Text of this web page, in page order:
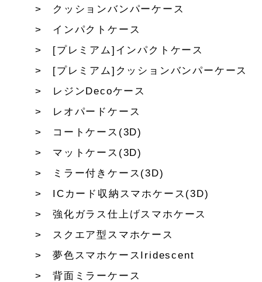
クッションバンパーケース
インパクトケース
[プレミアム]インパクトケース
[プレミアム]クッションバンパーケース
レジンDecoケース
レオパードケース
コートケース(3D)
マットケース(3D)
ミラー付きケース(3D)
ICカード収納スマホケース(3D)
強化ガラス仕上げスマホケース
スクエア型スマホケース
夢色スマホケースIridescent
背面ミラーケース